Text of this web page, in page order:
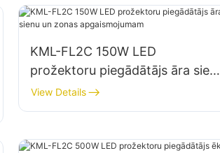
KML-FL2C 150W LED
prožektoru piegādātājs āra sienu
un zonas apgaismojumam
View Details